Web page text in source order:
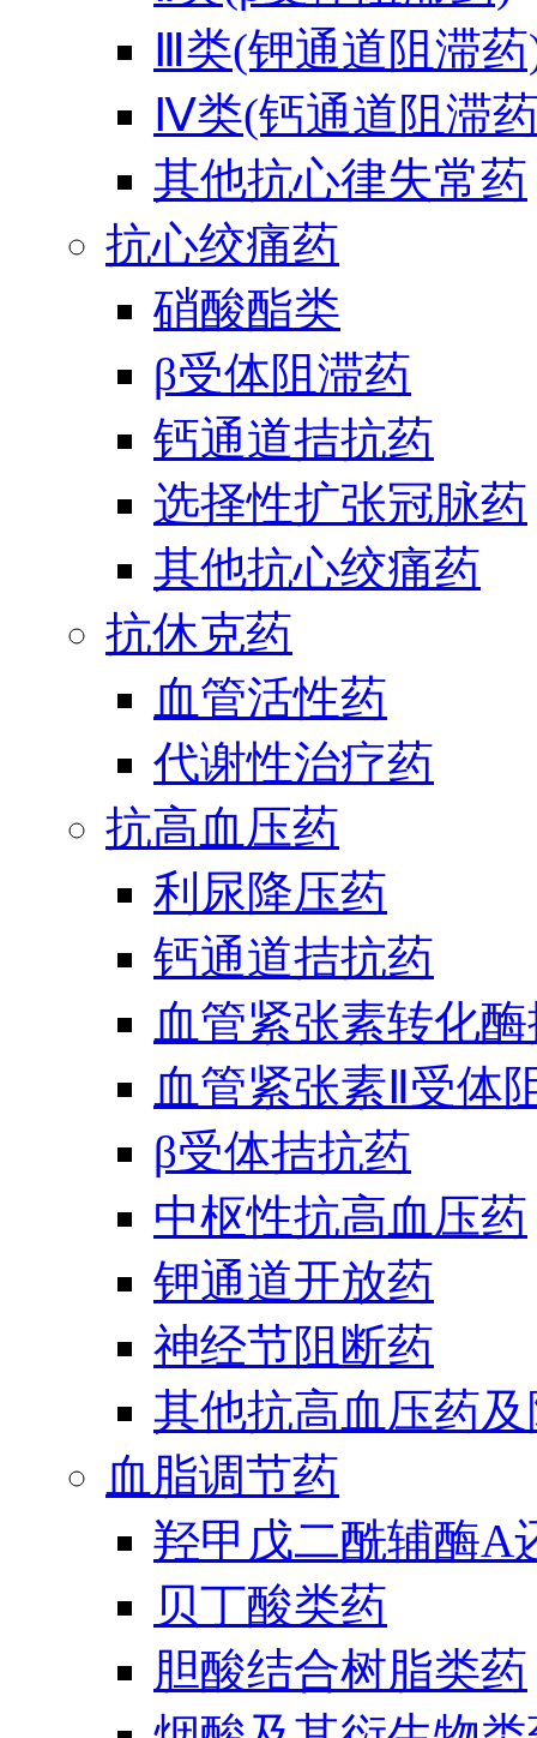
Ⅲ类(钾通道阻滞
Ⅳ类(钙通道阻滞
其他抗心律失常药
抗心绞痛药
硝酸酯类
β受体阻滞药
钙通道拮抗药
选择性扩张冠脉药
其他抗心绞痛药
抗休克药
血管活性药
代谢性治疗药
抗高血压药
利尿降压药
钙通道拮抗药
血管紧张素转化
血管紧张素Ⅱ受体
β受体拮抗药
中枢性抗高血压药
钾通道开放药
神经节阻断药
其他抗高血压药
血脂调节药
羟甲戊二酰辅酶A
贝丁酸类药
胆酸结合树脂类药